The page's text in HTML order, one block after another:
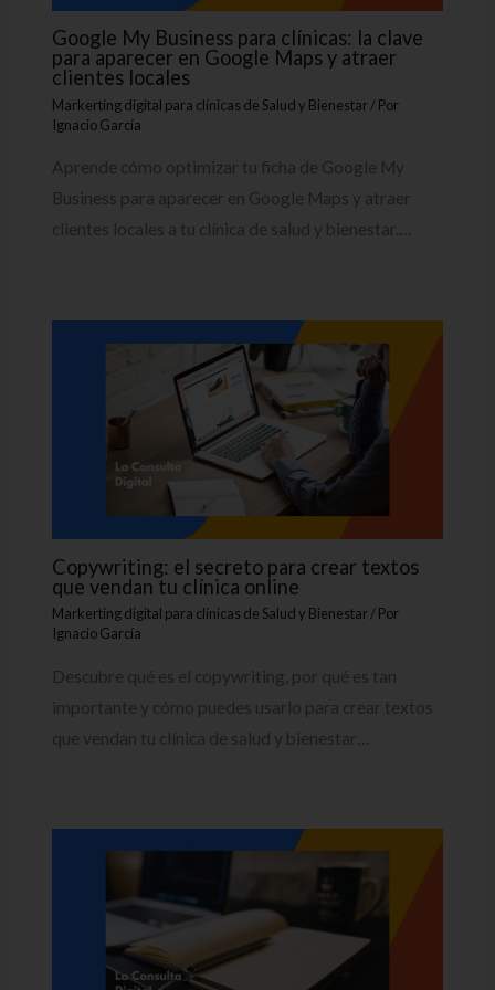
Google My Business para clínicas: la clave
para aparecer en Google Maps y atraer
clientes locales
Markerting digital para clínicas de Salud y Bienestar/ Por
Ignacio García
Aprende cómo optimizar tu ficha de Google My
Business para aparecer en Google Maps y atraer
clientes locales a tu clínica de salud y bienestar.…
Copywriting: el secreto para crear textos
que vendan tu clínica online
Markerting digital para clínicas de Salud y Bienestar/ Por
Ignacio García
Descubre qué es el copywriting, por qué es tan
importante y cómo puedes usarlo para crear textos
que vendan tu clínica de salud y bienestar…